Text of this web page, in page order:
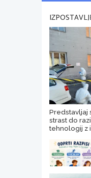
Predstavljaj
strast do
tehnologij z